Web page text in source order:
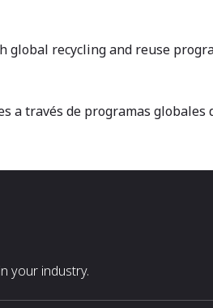
recycling and reuse
a través de programas globales
your industry.